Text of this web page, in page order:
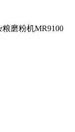
磨粉机MR9100